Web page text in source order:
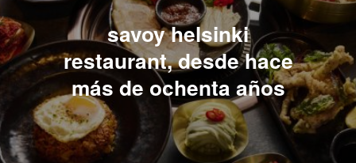
savoy helsinki
restaurant, desde hace
más de ochenta años